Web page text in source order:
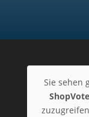
Sie sehen
ShopVote